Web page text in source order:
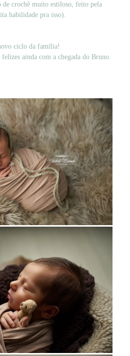
crochê muito estiloso, feito pela
habilidade pra isso).
ciclo da família!
felizes ainda com a chegada do Bruno.